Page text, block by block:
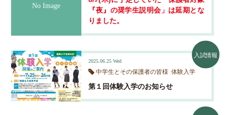
『夜』の奨学生説明会」は延期とな
りました。
2025.06.25 Wed
中学生とその保護者の皆様 体験入学
第１回体験入学のお知らせ
入試情報